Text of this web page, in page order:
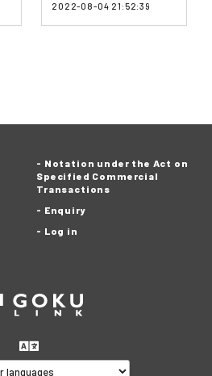
2022-08-04 21:52:39
Notation under the Act on
Specified Commercial
Transactions
Enquiry
Log in